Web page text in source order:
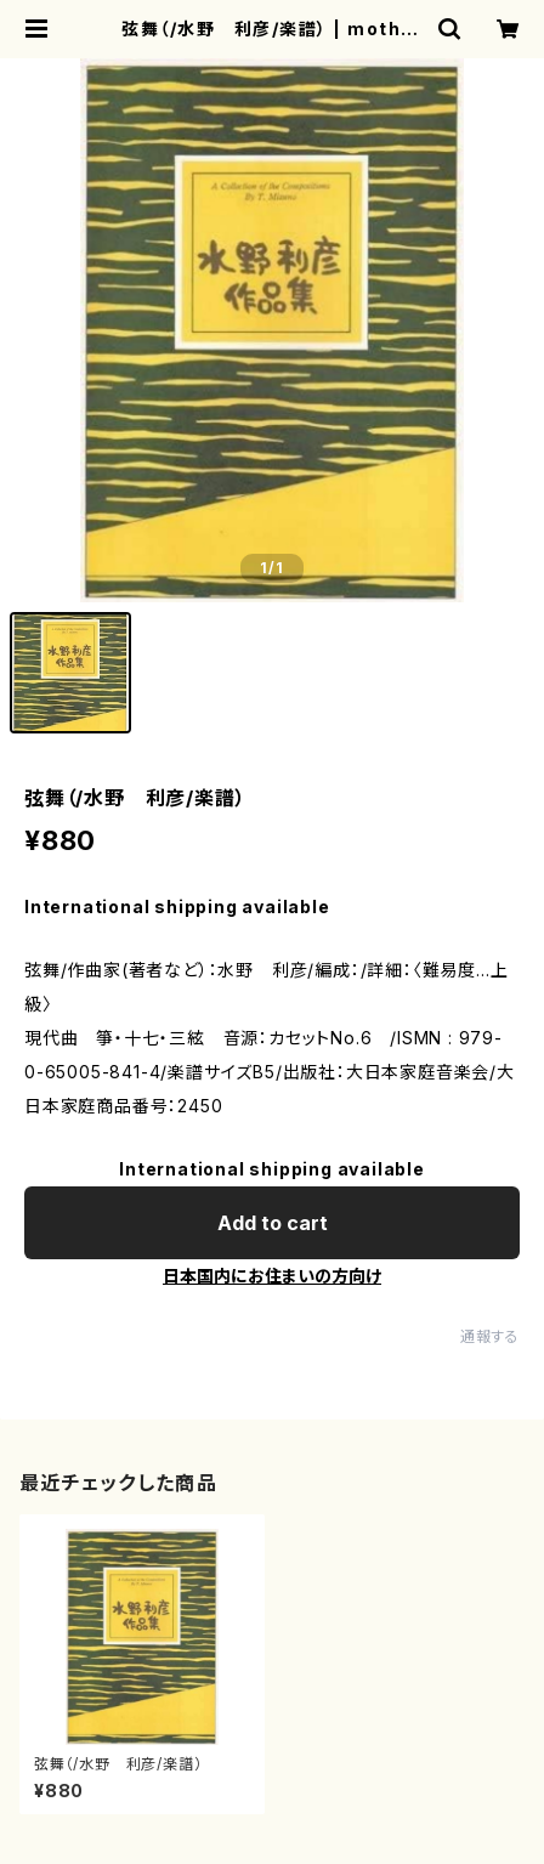
弦舞（/水野 利彦/楽譜） | mother
1/1
弦舞（/水野 利彦/楽譜）
¥880
International shipping available
弦舞/作曲家(著者など）：水野 利彦/編成：/詳細：〈難易度…上
級〉
現代曲 箏・十七・三絃 音源：カセットNo.6 /ISMN : 979-
0-65005-841-4/楽譜サイズB5/出版社：大日本家庭音楽会/大
日本家庭商品番号：2450
International shipping available
Add to cart
日本国内にお住まいの方向け
通報する
最近チェックした商品
弦舞（/水野 利彦/楽譜）
¥880